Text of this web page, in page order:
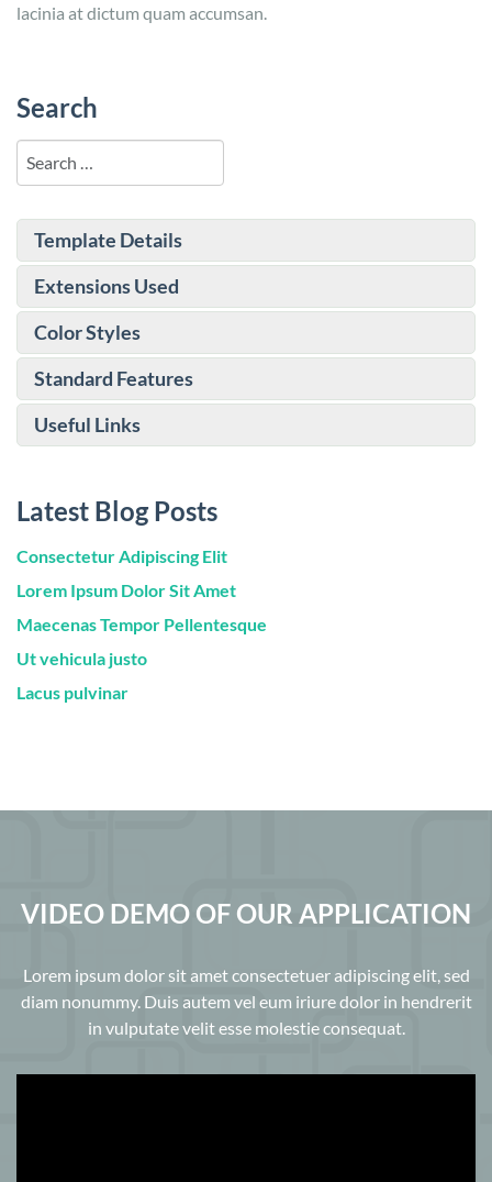
lacinia at dictum quam accumsan.
Search
Template Details
Extensions Used
Color Styles
Standard Features
Useful Links
Latest Blog Posts
Consectetur Adipiscing Elit
Lorem Ipsum Dolor Sit Amet
Maecenas Tempor Pellentesque
Ut vehicula justo
Lacus pulvinar
VIDEO DEMO OF OUR APPLICATION
Lorem ipsum dolor sit amet consectetuer adipiscing elit, sed
diam nonummy. Duis autem vel eum iriure dolor in hendrerit
in vulputate velit esse molestie consequat.